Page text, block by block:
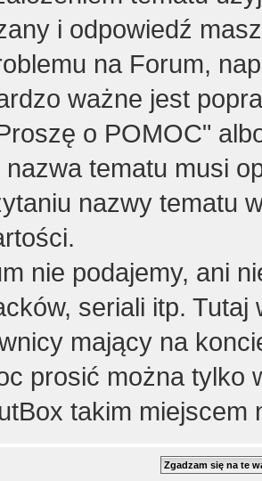
i odpowiedź
na Forum,
ważne jest
o POMOC"
nazwa tematu musi
nazwy tematu
nie podajemy, ani
seriali itp. Tutaj
mający na
prosić można tylko
takim miejscem